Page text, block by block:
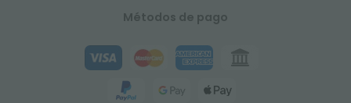
Métodos de pago